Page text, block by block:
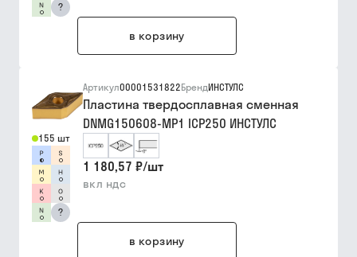
?
в корзину
155 шт
?
Артикул00001531822БрендИНСТУЛС
Пластина твердосплавная сменная
DNMG150608-MP1 ICP250 ИНСТУЛС
1 180,57 ₽/шт
вкл ндс
в корзину